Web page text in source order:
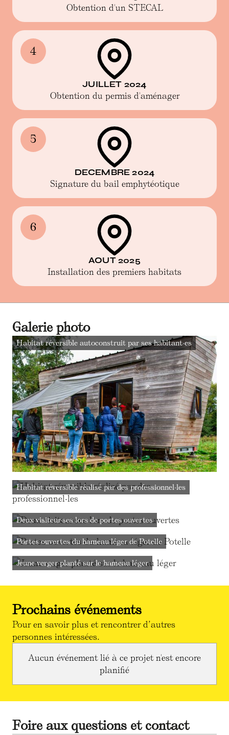
Obtention d'un STECAL
4
JUILLET 2024
Obtention du permis d'aménager
5
DECEMBRE 2024
Signature du bail emphytéotique
6
AOUT 2025
Installation des premiers habitats
Galerie photo
Habitat réversible autoconstruit par ses habitant·es
Habitat réversible réalisé par des professionnel·les
Deux visiteur·ses lors de portes ouvertes
Portes ouvertes du hameau léger de Potelle
Jeune verger planté sur le hameau léger
Prochains événements
Pour en savoir plus et rencontrer d’autres
personnes intéressées.
Aucun événement lié à ce projet n'est encore
planifié
Foire aux questions et contact